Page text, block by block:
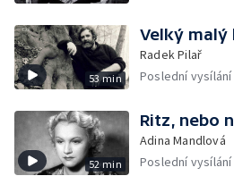
53 min
Velký malý
Radek Pilař
Poslední vysílání
52 min
Ritz, nebo
Adina Mandlová
Poslední vysílání